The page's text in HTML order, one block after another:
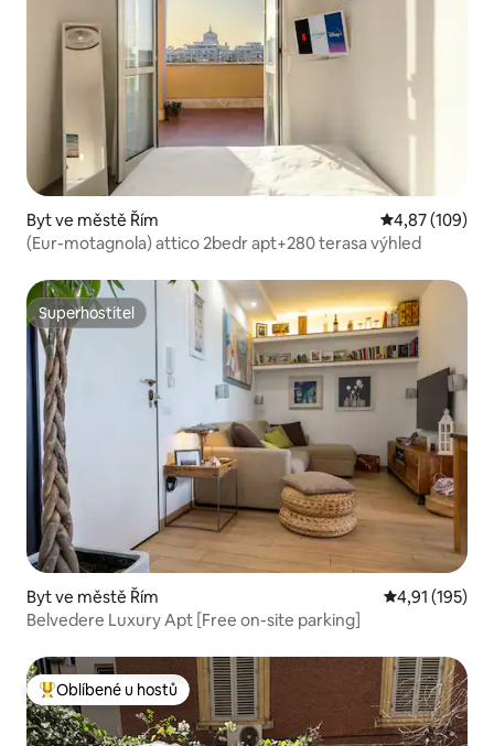
Byt ve městě Řím Průměrné
4,87 (109)
(Eur-motagnola) attico 2bedr apt+280 terasa výhled
Superhostitel
Superhostitel
Byt ve městě Řím Průměrné
4,91 (195)
Belvedere Luxury Apt [Free on-site parking]
Nejlepší v kategorii Oblíbené u hostů
Oblíbené u hostů